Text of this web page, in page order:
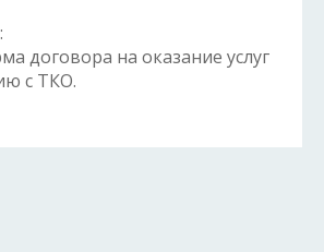
договора на оказание услуг
с ТКО.